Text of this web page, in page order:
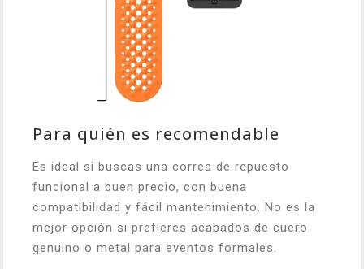
Para quién es recomendable
Es ideal si buscas una correa de repuesto
funcional a buen precio, con buena
compatibilidad y fácil mantenimiento. No es la
mejor opción si prefieres acabados de cuero
genuino o metal para eventos formales.